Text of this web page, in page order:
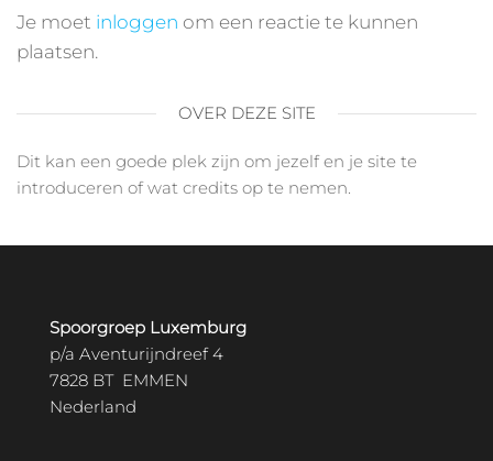
Je moet inloggen om een reactie te kunnen
plaatsen.
OVER DEZE SITE
Dit kan een goede plek zijn om jezelf en je site te
introduceren of wat credits op te nemen.
Spoorgroep Luxemburg
p/a Aventurijndreef 4
7828 BT EMMEN
Nederland